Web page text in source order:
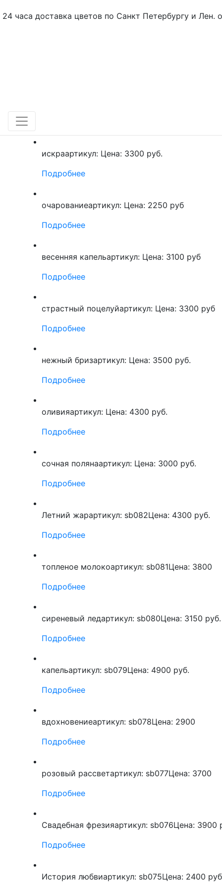
24 часа доставка цветов по Санкт Петербургу и Лен.
искраартикул: Цена: 3300 руб.
Подробнее
очарованиеартикул: Цена: 2250 руб
Подробнее
весенняя капельартикул: Цена: 3100 руб
Подробнее
страстный поцелуйартикул: Цена: 3300 руб
Подробнее
нежный бризартикул: Цена: 3500 руб.
Подробнее
оливияартикул: Цена: 4300 руб.
Подробнее
сочная полянаартикул: Цена: 3000 руб.
Подробнее
Летний жарартикул: sb082Цена: 4300 руб.
Подробнее
топленое молокоартикул: sb081Цена: 3800
Подробнее
сиреневый ледартикул: sb080Цена: 3150 руб.
Подробнее
капельартикул: sb079Цена: 4900 руб.
Подробнее
вдохновениеартикул: sb078Цена: 2900
Подробнее
розовый рассветартикул: sb077Цена: 3700
Подробнее
Свадебная фрезияартикул: sb076Цена: 3900
Подробнее
История любвиартикул: sb075Цена: 2400 руб